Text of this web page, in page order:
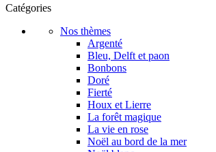
Catégories
Nos thèmes
Argenté
Bleu, Delft et paon
Bonbons
Doré
Fierté
Houx et Lierre
La forêt magique
La vie en rose
Noël au bord de la mer